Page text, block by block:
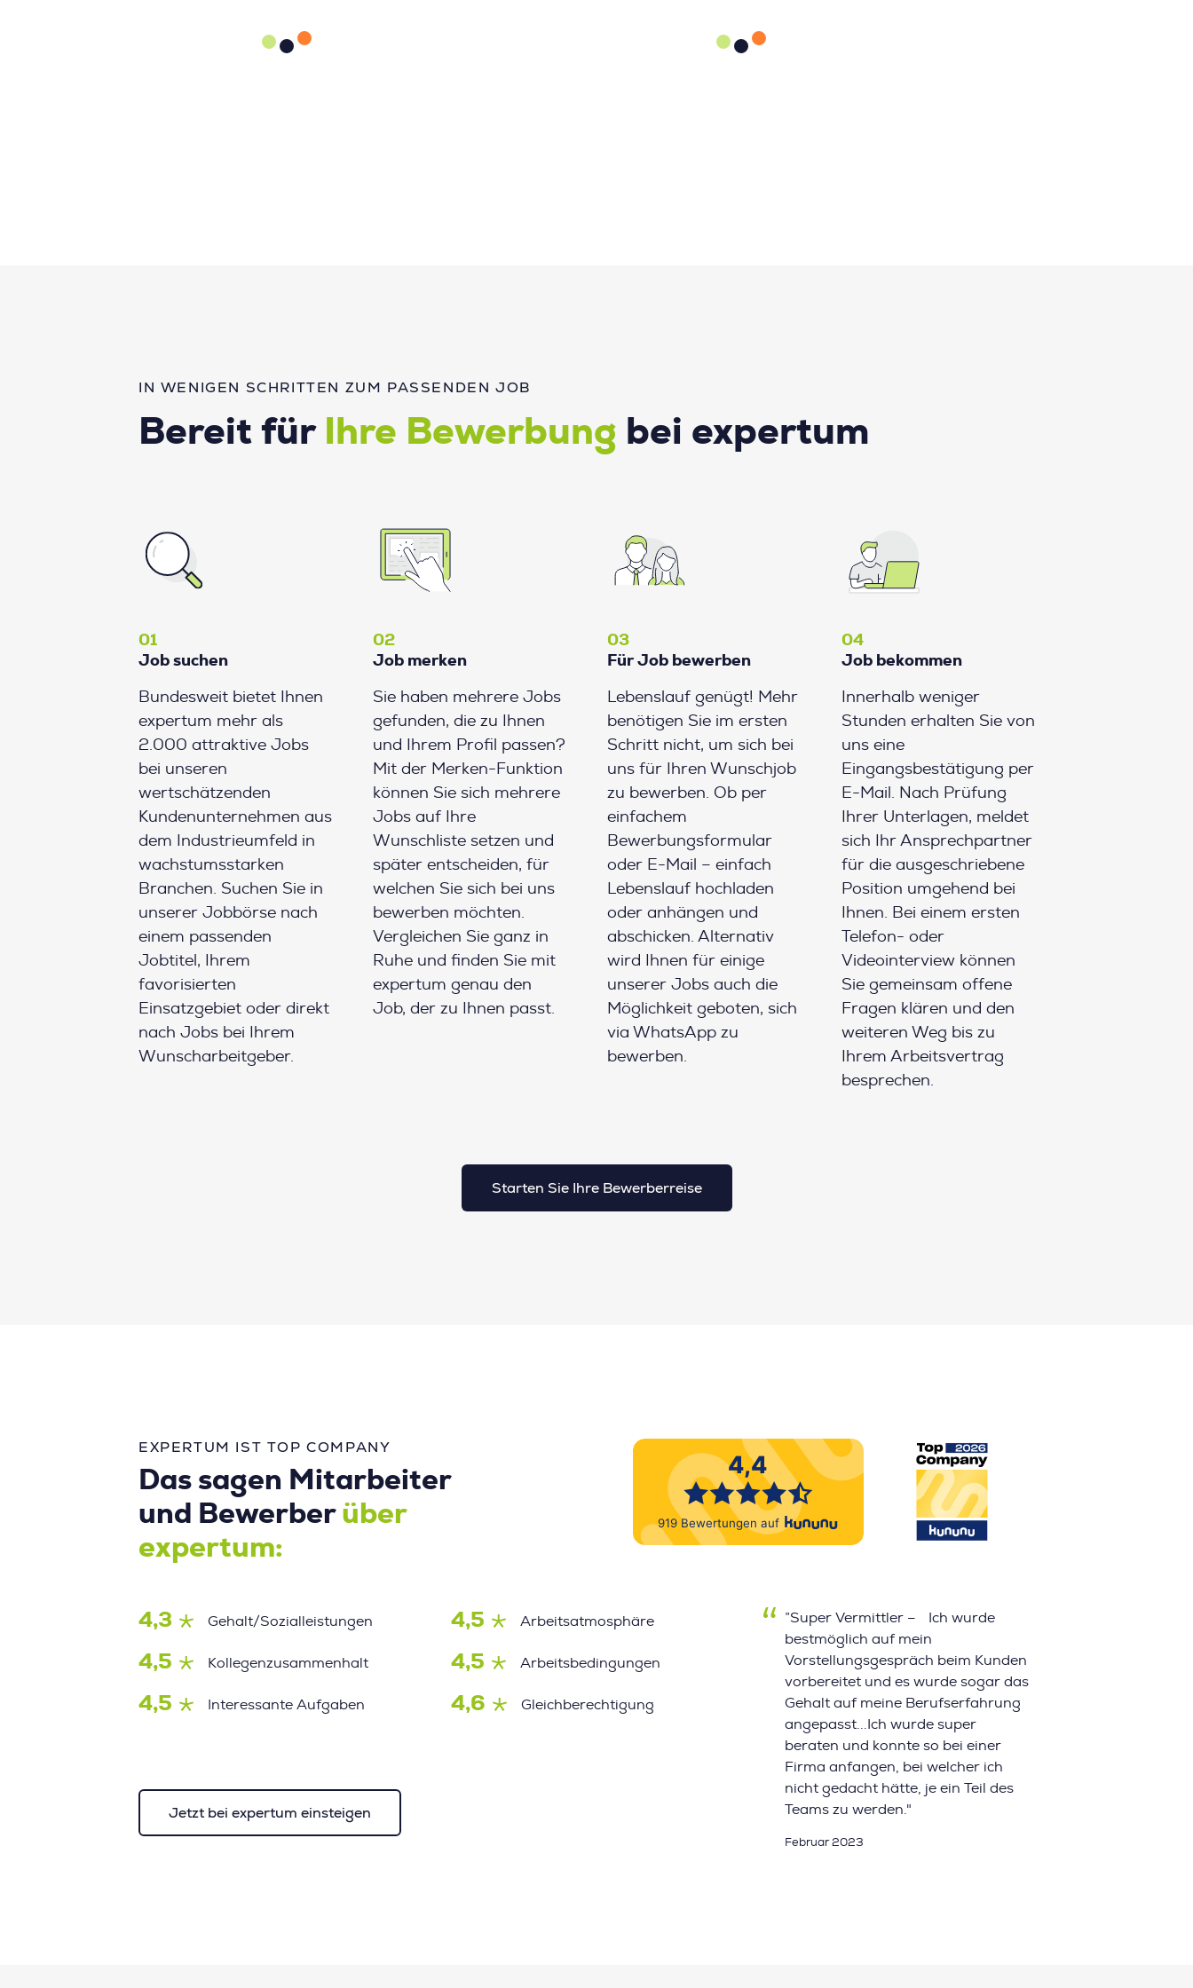
IN WENIGEN SCHRITTEN ZUM PASSENDEN JOB
Bereit für Ihre Bewerbung bei expertum
01
Job suchen
Bundesweit bietet Ihnen
expertum mehr als
2.000 attraktive Jobs
bei unseren
wertschätzenden
Kundenunternehmen aus
dem Industrieumfeld in
wachstumsstarken
Branchen. Suchen Sie in
unserer Jobbörse nach
einem passenden
Jobtitel, Ihrem
favorisierten
Einsatzgebiet oder direkt
nach Jobs bei Ihrem
Wunscharbeitgeber.
02
Job merken
Sie haben mehrere Jobs
gefunden, die zu Ihnen
und Ihrem Profil passen?
Mit der Merken-Funktion
können Sie sich mehrere
Jobs auf Ihre
Wunschliste setzen und
später entscheiden, für
welchen Sie sich bei uns
bewerben möchten.
Vergleichen Sie ganz in
Ruhe und finden Sie mit
expertum genau den
Job, der zu Ihnen passt.
03
Für Job bewerben
Lebenslauf genügt! Mehr
benötigen Sie im ersten
Schritt nicht, um sich bei
uns für Ihren Wunschjob
zu bewerben. Ob per
einfachem
Bewerbungsformular
oder E-Mail – einfach
Lebenslauf hochladen
oder anhängen und
abschicken. Alternativ
wird Ihnen für einige
unserer Jobs auch die
Möglichkeit geboten, sich
via WhatsApp zu
bewerben.
04
Job bekommen
Innerhalb weniger
Stunden erhalten Sie von
uns eine
Eingangsbestätigung per
E-Mail. Nach Prüfung
Ihrer Unterlagen, meldet
sich Ihr Ansprechpartner
für die ausgeschriebene
Position umgehend bei
Ihnen. Bei einem ersten
Telefon- oder
Videointerview können
Sie gemeinsam offene
Fragen klären und den
weiteren Weg bis zu
Ihrem Arbeitsvertrag
besprechen.
Starten Sie Ihre Bewerberreise
EXPERTUM IST TOP COMPANY
Das sagen Mitarbeiter
und Bewerber über
expertum:
4,3 Gehalt/Sozialleistungen 4,5 Arbeitsatmosphäre
4,5 Kollegenzusammenhalt 4,5 Arbeitsbedingungen
4,5 Interessante Aufgaben 4,6 Gleichberechtigung
Jetzt bei expertum einsteigen
”Super Vermittler – Ich wurde
bestmöglich auf mein
Vorstellungsgespräch beim Kunden
vorbereitet und es wurde sogar das
Gehalt auf meine Berufserfahrung
angepasst...Ich wurde super
beraten und konnte so bei einer
Firma anfangen, bei welcher ich
nicht gedacht hätte, je ein Teil des
Teams zu werden."
Februar 2023